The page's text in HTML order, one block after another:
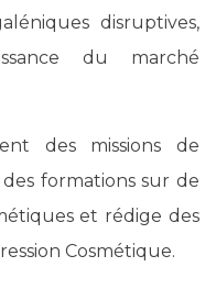
disruptives,
du marché
des missions de
formations sur de
et rédige des
Cosmétique.